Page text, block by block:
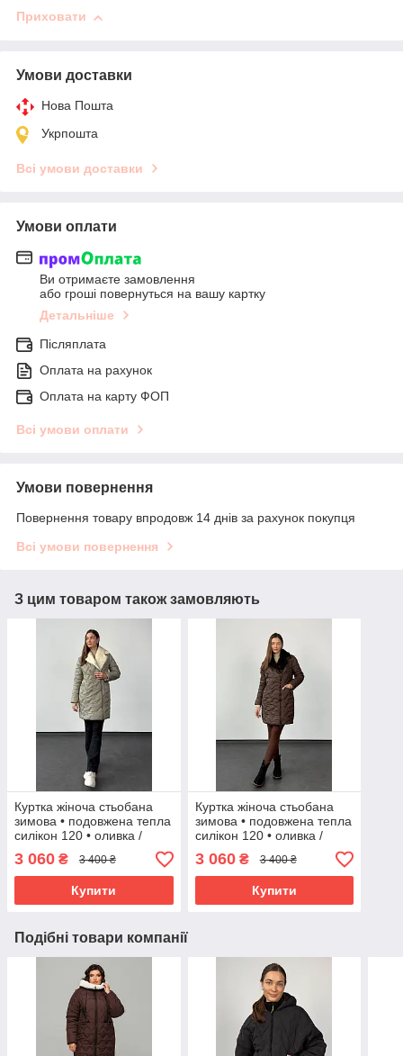
Приховати
Умови доставки
Нова Пошта
Укрпошта
Всі умови доставки
Умови оплати
Ви отримаєте замовлення
або гроші повернуться на вашу картку
Детальніше
Післяплата
Оплата на рахунок
Оплата на карту ФОП
Всі умови оплати
Умови повернення
Повернення товару впродовж 14 днів за рахунок покупця
Всі умови повернення
З цим товаром також замовляють
Куртка жіноча стьобана
зимова • подовжена тепла
силікон 120 • оливка /
шоколад • 44-50 розмір
3 060 ₴ 3 400 ₴
Купити
Куртка жіноча стьобана
зимова • подовжена тепла
силікон 120 • оливка /
шоколад • 44-50 розмір
3 060₴ 3 400 ₴
Купити
Подібні товари компанії